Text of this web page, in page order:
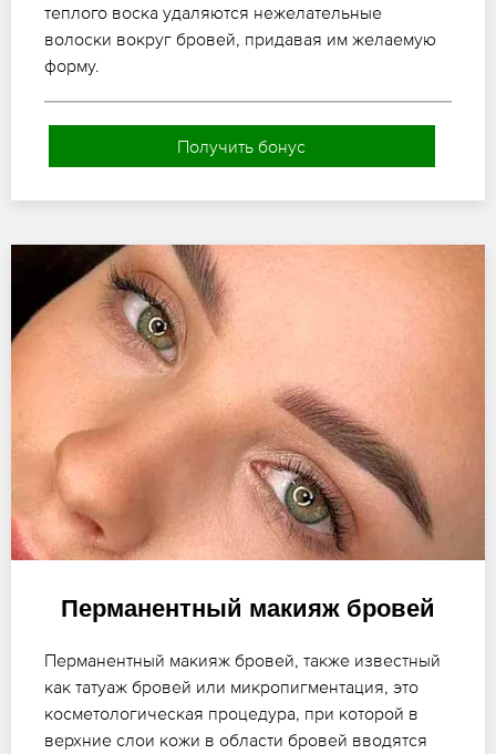
теплого воска удаляются нежелательные
волоски вокруг бровей, придавая им желаемую
форму.
Получить бонус
Перманентный макияж бровей
Перманентный макияж бровей, также известный
как татуаж бровей или микропигментация, это
косметологическая процедура, при которой в
верхние слои кожи в области бровей вводятся